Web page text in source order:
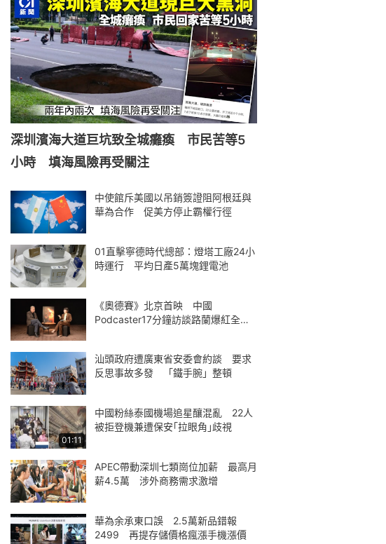
深圳濱海大道巨坑致全城癱瘓 市民苦等5
小時 填海風險再受關注
中使館斥美國以吊銷簽證阻阿根廷與
華為合作 促美方停止霸權行徑
01直擊寧德時代總部：燈塔工廠24小
時運行 平均日產5萬塊鋰電池
《奧德賽》北京首映 中國
Podcaster17分鐘訪談路蘭爆紅全球
汕頭政府遭廣東省安委會約談 要求
反思事故多發 「鐵手腕」整頓
01:11
中國粉絲泰國機場追星釀混亂 22人
被拒登機兼遭保安｢拉眼角｣歧視
APEC帶動深圳七類崗位加薪 最高月
薪4.5萬 涉外商務需求激增
華為余承東口誤 2.5萬新品錯報
2499 再提存儲價格瘋漲手機漲價